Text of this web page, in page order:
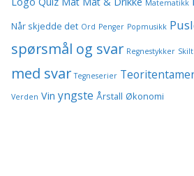
Matematikk
Når skjedde det Ord Penger Popmusikk
spørsmål og svar Regnestykker Skilt
med svar Tegneserier
Verden Vin yngste Årstall Økonomi